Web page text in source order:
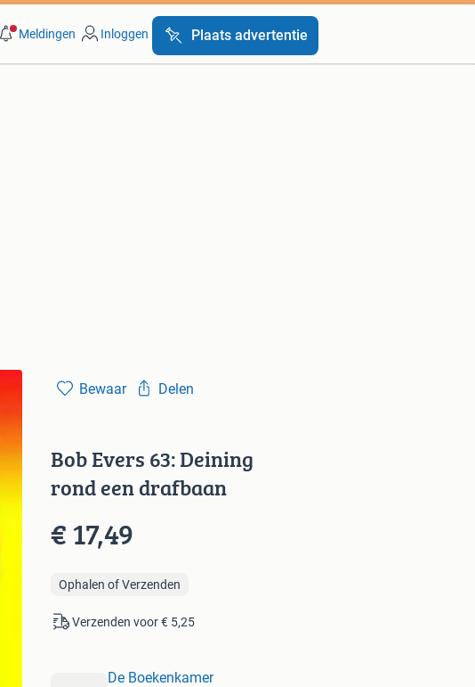
Meldingen Inloggen Plaats advertentie
Bewaar Delen
Bob Evers 63: Deining
rond een drafbaan
€ 17,49
Ophalen of Verzenden
Verzenden voor € 5,25
De Boekenkamer